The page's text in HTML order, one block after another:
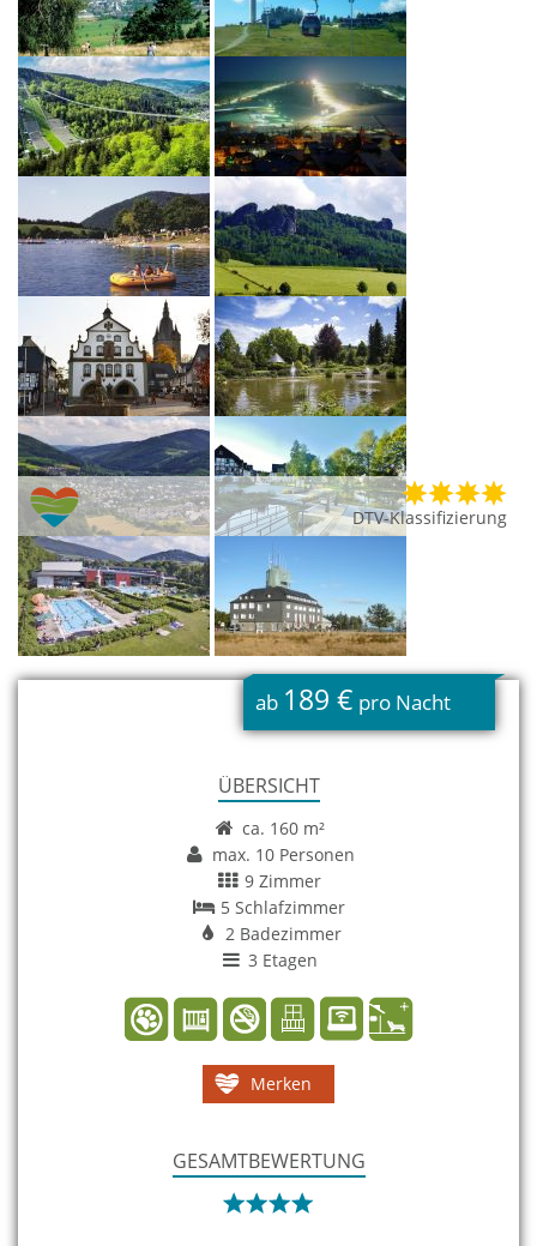
DTV-Klassifizierung
ab 189 € pro Nacht
ÜBERSICHT
ca. 160 m²
max. 10 Personen
9 Zimmer
5 Schlafzimmer
2 Badezimmer
3 Etagen
Merken
GESAMTBEWERTUNG